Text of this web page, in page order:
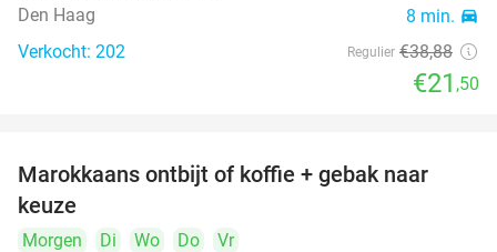
Den Haag 8 min. directions_car
Verkocht: 202 Regulier €38,88
€21 ,50
Marokkaans ontbijt of koffie + gebak naar
keuze
Morgen Di Wo Do
Vr